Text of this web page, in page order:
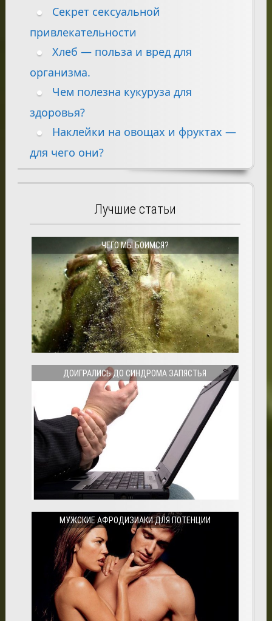
Секрет сексуальной
привлекательности
Хлеб — польза и вред для
организма.
Чем полезна кукуруза для
здоровья?
Наклейки на овощах и фруктах —
для чего они?
Лучшие статьи
ЧЕГО МЫ БОИМСЯ?
ДОИГРАЛИСЬ ДО СИНДРОМА ЗАПЯСТЬЯ
МУЖСКИЕ АФРОДИЗИАКИ ДЛЯ ПОТЕНЦИИ